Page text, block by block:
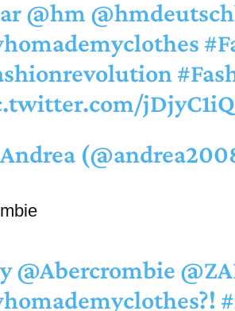
@hm
@Abercrombie
?!